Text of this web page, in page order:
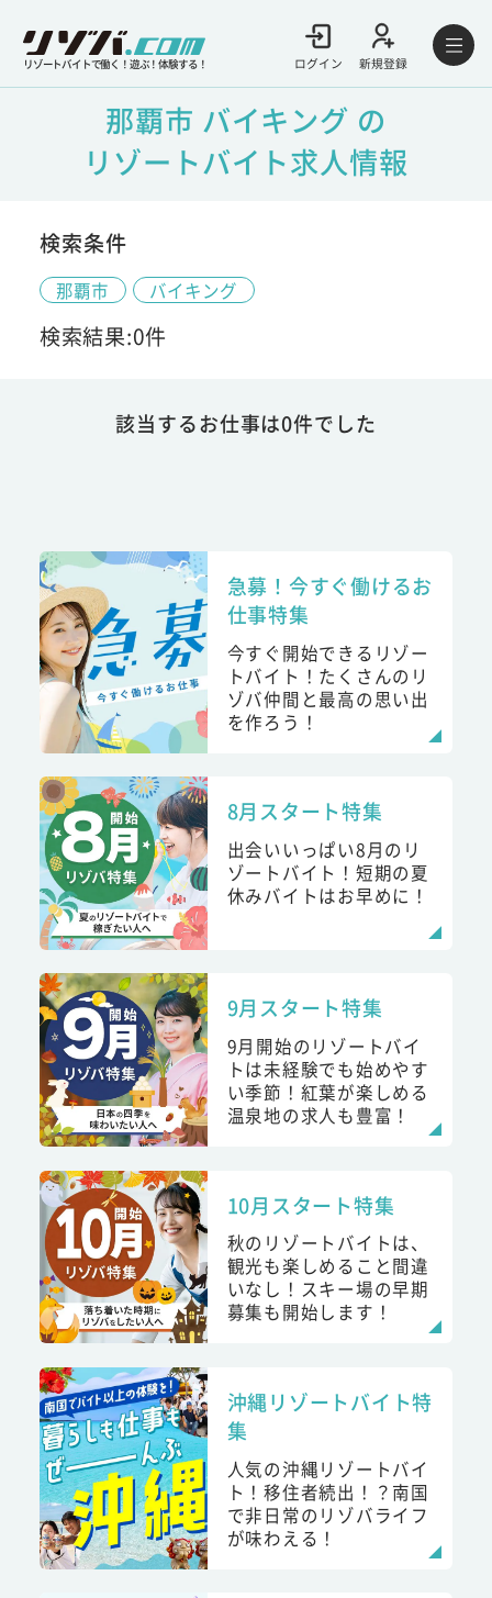
リゾートバイトで働く！遊ぶ！体験する！ ログイン 新規登録
那覇市 バイキング の
リゾートバイト求人情報
検索条件
那覇市 バイキング
検索結果:0件
該当するお仕事は0件でした
急募！今すぐ働けるお
仕事特集
今すぐ開始できるリゾー
トバイト！たくさんのリ
ゾバ仲間と最高の思い出
を作ろう！
8月スタート特集
出会いいっぱい8月のリ
ゾートバイト！短期の夏
休みバイトはお早めに！
9月スタート特集
9月開始のリゾートバイ
トは未経験でも始めやす
い季節！紅葉が楽しめる
温泉地の求人も豊富！
10月スタート特集
秋のリゾートバイトは、
観光も楽しめること間違
いなし！スキー場の早期
募集も開始します！
沖縄リゾートバイト特
集
人気の沖縄リゾートバイ
ト！移住者続出！？南国
で非日常のリゾバライフ
が味わえる！